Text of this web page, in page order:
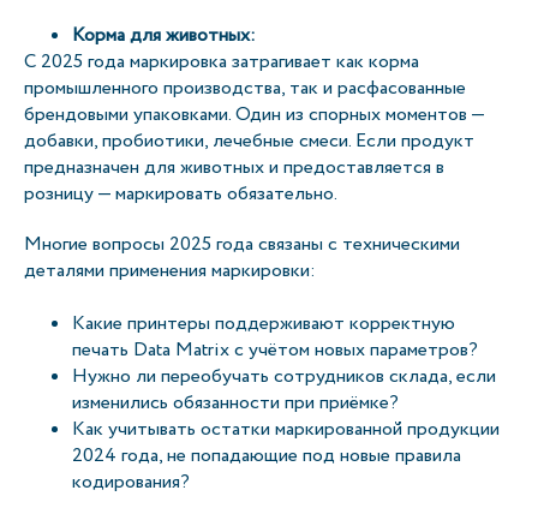
Корма для животных:
С 2025 года маркировка затрагивает как корма
промышленного производства, так и расфасованные
брендовыми упаковками. Один из спорных моментов —
добавки, пробиотики, лечебные смеси. Если продукт
предназначен для животных и предоставляется в
розницу — маркировать обязательно.
Многие вопросы 2025 года связаны с техническими
деталями применения маркировки:
Какие принтеры поддерживают корректную
печать Data Matrix с учётом новых параметров?
Нужно ли переобучать сотрудников склада, если
изменились обязанности при приёмке?
Как учитывать остатки маркированной продукции
2024 года, не попадающие под новые правила
кодирования?